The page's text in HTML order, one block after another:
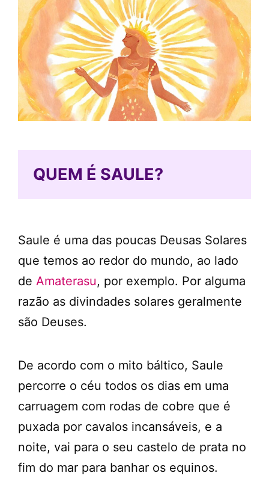
QUEM É SAULE?
Saule é uma das poucas Deusas Solares
que temos ao redor do mundo, ao lado
de Amaterasu, por exemplo. Por alguma
razão as divindades solares geralmente
são Deuses.
De acordo com o mito báltico, Saule
percorre o céu todos os dias em uma
carruagem com rodas de cobre que é
puxada por cavalos incansáveis, e a
noite, vai para o seu castelo de prata no
fim do mar para banhar os equinos.